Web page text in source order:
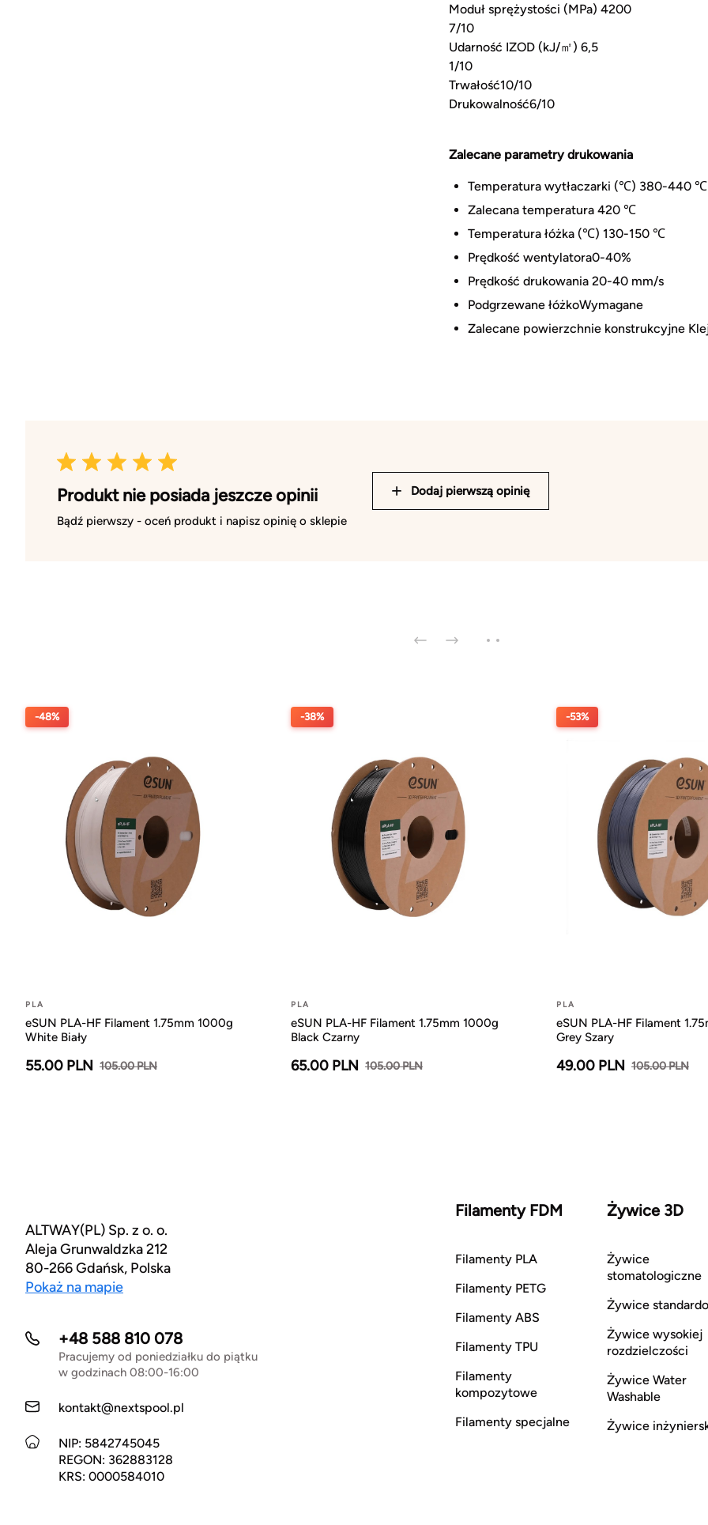
Moduł sprężystości (MPa) 4200
7/10
Udarność IZOD (kJ/㎡) 6,5
1/10
Trwałość10/10
Drukowalność6/10
Zalecane parametry drukowania
Temperatura wytłaczarki (℃) 380-440 ℃
Zalecana temperatura 420 ℃
Temperatura łóżka (℃) 130-150 ℃
Prędkość wentylatora0-40%
Prędkość drukowania 20-40 mm/s
Podgrzewane łóżkoWymagane
Zalecane powierzchnie konstrukcyjne
Produkt nie posiada jeszcze opinii
Bądź pierwszy - oceń produkt i napisz opinię o sklepie
Dodaj pierwszą opinię
-48%
PLA
eSUN PLA-HF Filament 1.75mm 1000g
White Biały
55.00 PLN 105.00 PLN
-38%
PLA
eSUN PLA-HF Filament 1.75mm 1000g
Black Czarny
65.00 PLN 105.00 PLN
-53%
PLA
eSUN PLA-HF Filament
Grey Szary
49.00 PLN 105.00 PLN
ALTWAY(PL) Sp. z o. o.
Aleja Grunwaldzka 212
80-266 Gdańsk, Polska
Pokaż na mapie
+48 588 810 078
Pracujemy od poniedziałku do piątku
w godzinach 08:00-16:00
kontakt@nextspool.pl
NIP: 5842745045
REGON: 362883128
KRS: 0000584010
Filamenty FDM
Filamenty PLA
Filamenty PETG
Filamenty ABS
Filamenty TPU
Filamenty
kompozytowe
Filamenty specjalne
Żywice 3D
Żywice
stomatologiczne
Żywice
Żywice wysokiej
rozdzielczości
Żywice Water
Washable
Żywice